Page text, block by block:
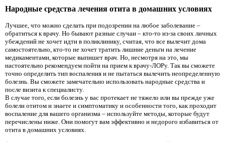
Народные средства лечения отита в домашних условиях
Лучшее, что можно сделать при подозрении на любое заболевание –
обратиться к врачу. Но бывают разные случаи – кто-то из-за своих личных
убеждений не хочет идти в поликлинику, считая, что все вылечит дома
самостоятельно, кто-то не хочет тратить лишние деньги на лечение
медикаментами, которые выпишет врач. Но, несмотря на это, мы
настоятельно рекомендуем пойти на прием к врачу-ЛОРу. Так вы сможете
точно определить тип воспаления и не пытаться вылечить неопределенную
болезнь. Вы сможете замечательно использовать народные средства и
после визита к специалисту.
В случае того, если болезнь у вас протекает не тяжело или вы прежде уже
болели отитом и знаете и симптоматику и особенности того, как проходит
воспаление для вашего организма – используйте методы, которые будут
перечислены ниже. Они помогут вам эффективно и недорого избавиться от
отита в домашних условиях.